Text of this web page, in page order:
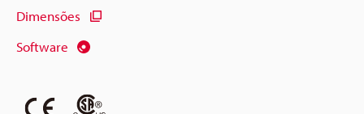
Dimensões
Software